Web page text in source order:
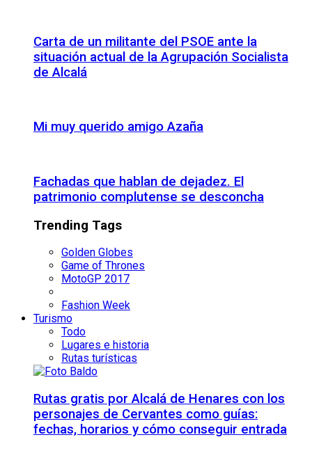
Carta de un militante del PSOE ante la
situación actual de la Agrupación Socialista
de Alcalá
Mi muy querido amigo Azaña
Fachadas que hablan de dejadez. El
patrimonio complutense se desconcha
Trending Tags
Golden Globes
Game of Thrones
MotoGP 2017
Fashion Week
Turismo
Todo
Lugares e historia
Rutas turísticas
Rutas gratis por Alcalá de Henares con los
personajes de Cervantes como guías:
fechas, horarios y cómo conseguir entrada